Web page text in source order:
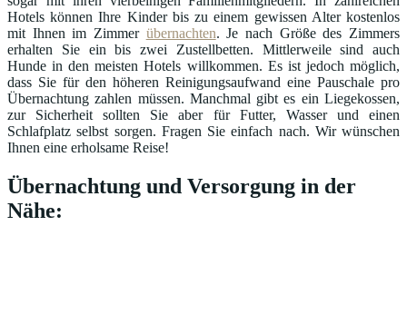
Hotels können Ihre Kinder bis zu einem gewissen Alter kostenlos
mit Ihnen im Zimmer übernachten. Je nach Größe des Zimmers
erhalten Sie ein bis zwei Zustellbetten. Mittlerweile sind auch
Hunde in den meisten Hotels willkommen. Es ist jedoch möglich,
dass Sie für den höheren Reinigungsaufwand eine Pauschale pro
Übernachtung zahlen müssen. Manchmal gibt es ein Liegekossen,
zur Sicherheit sollten Sie aber für Futter, Wasser und einen
Schlafplatz selbst sorgen. Fragen Sie einfach nach. Wir wünschen
Ihnen eine erholsame Reise!
Übernachtung und Versorgung in der
Nähe: